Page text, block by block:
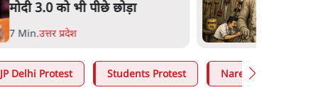
11 Min.व्यंग्य/उलटबाँसी
Delhi Protest Students Protest Narendra Modi